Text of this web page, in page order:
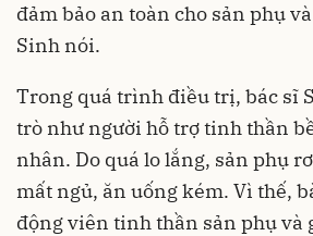
đảm bảo an toàn cho sản phụ
Sinh nói.
Trong quá trình điều trị, bác sĩ
trò như người hỗ trợ tinh thần
nhân. Do quá lo lắng, sản phụ
mất ngủ, ăn uống kém. Vì thế,
động viên tinh thần sản phụ và